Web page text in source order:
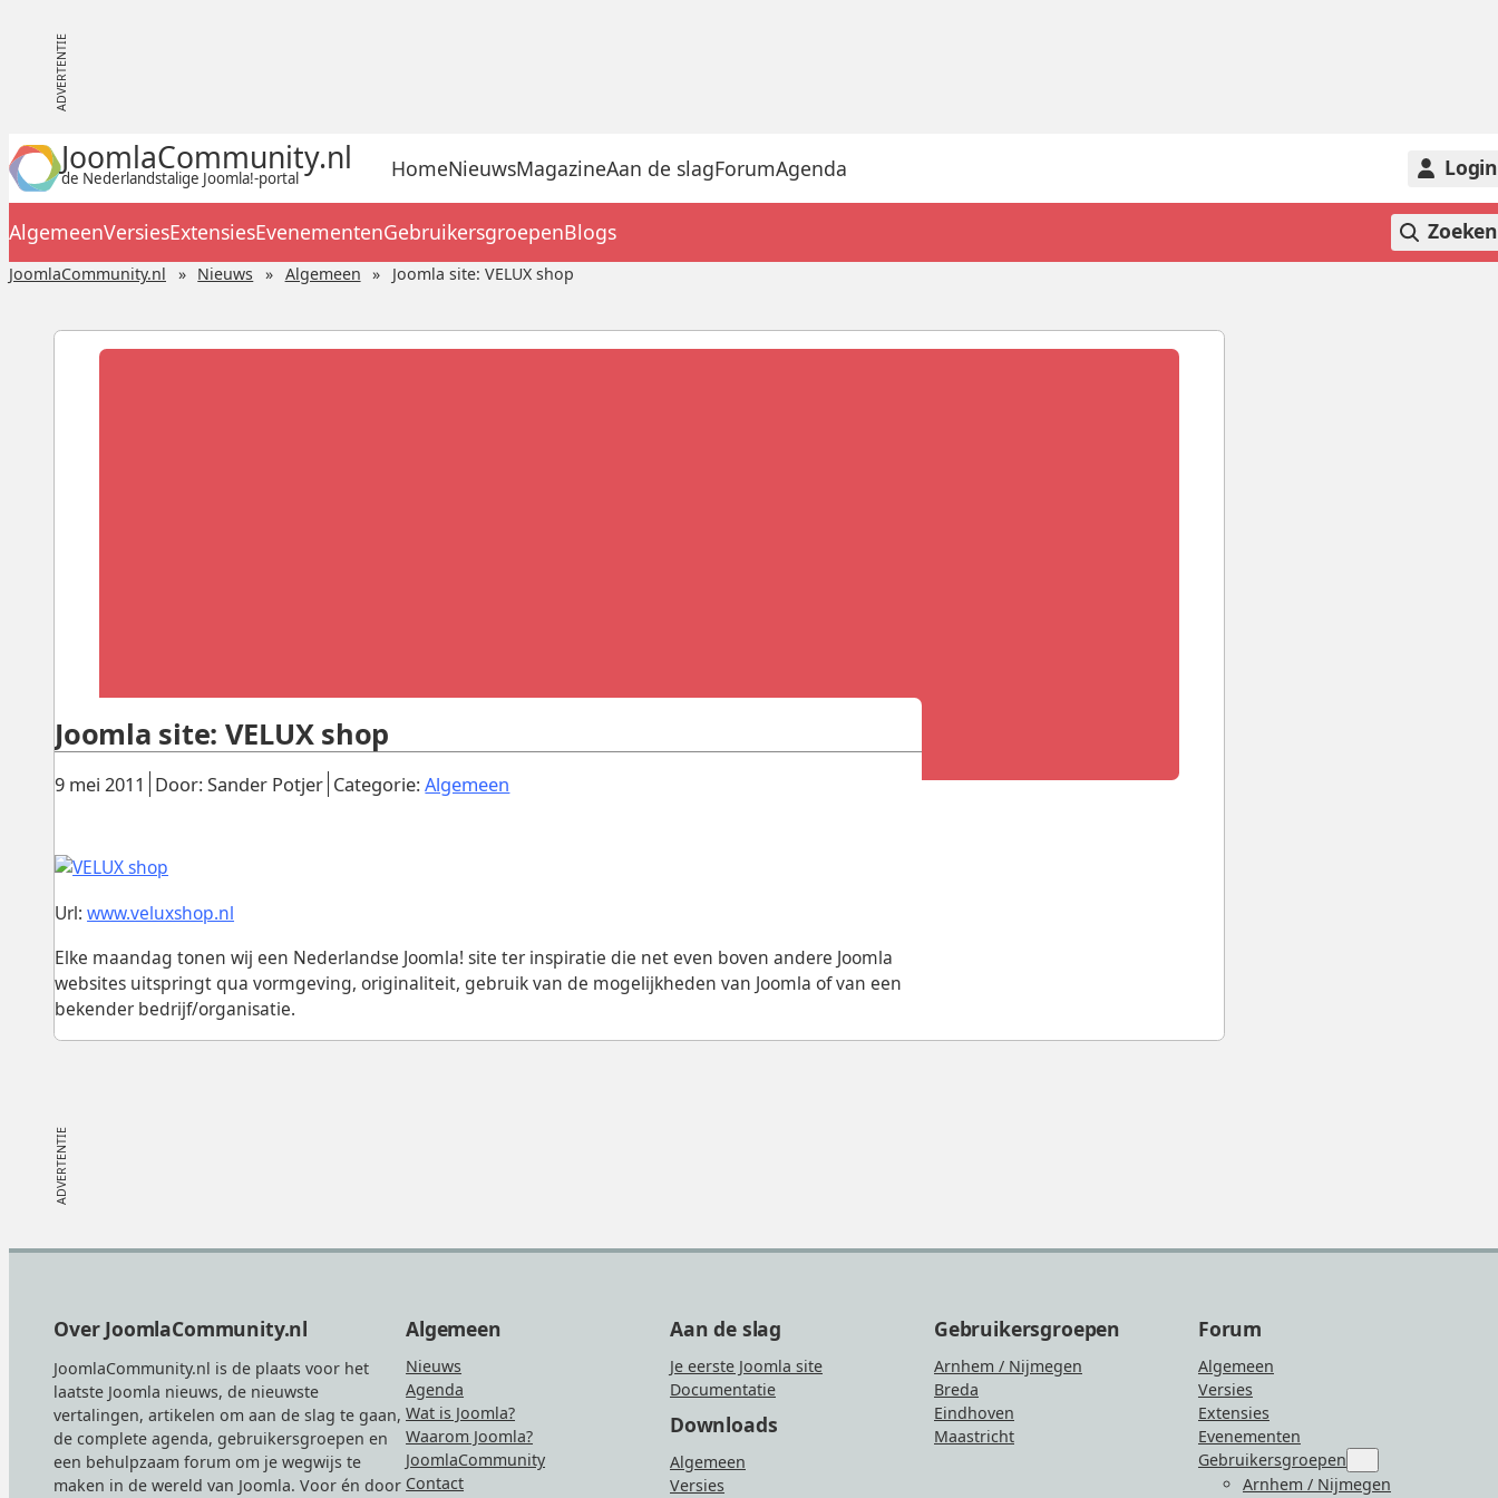
JoomlaCommunity.nl
de Nederlandstalige Joomla!-portal HomeNieuwsMagazineAan de slagForumAgenda Login
AlgemeenVersiesExtensiesEvenementenGebruikersgroepenBlogs Zoeken
JoomlaCommunity.nl Nieuws Algemeen Joomla site: VELUX shop
Gepubliceerd:
9 mei 2011 Door: Sander Potjer. Categorie:Algemeen
Joomla site: VELUX shop
Url:www.veluxshop.nl
Elke maandag tonen wij een Nederlandse Joomla! site ter inspiratie die net even boven andere Joomla
websites uitspringt qua vormgeving, originaliteit, gebruik van de mogelijkheden van Joomla of van een
bekender bedrijf/organisatie.
Over JoomlaCommunity.nl
JoomlaCommunity.nl is de plaats voor het
laatste Joomla nieuws, de nieuwste
vertalingen, artikelen om aan de slag te gaan,
de complete agenda, gebruikersgroepen en
een behulpzaam forum om je wegwijs te
maken in de wereld van Joomla. Voor én door
Algemeen
Nieuws
Agenda
Wat is Joomla?
Waarom Joomla?
JoomlaCommunity
Contact
Aan de slag
Je eerste Joomla site
Documentatie
Downloads
Algemeen
Versies
Gebruikersgroepen
Arnhem / Nijmegen
Breda
Eindhoven
Maastricht
Forum
Algemeen
Versies
Extensies
Evenementen
Gebruikersgroepen
for
Arnhem / Nijmegen